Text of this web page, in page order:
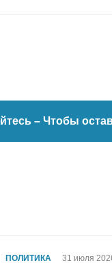
– Чтобы
ПОЛИТИКА 31 июля